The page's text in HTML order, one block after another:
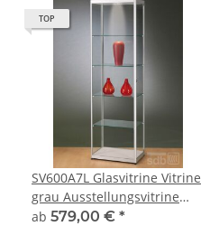
TOP
SV600A7L Glasvitrine Vitrine
grau Ausstellungsvitrine
Präsentationsvitrine Alu
ab 579,00 € *